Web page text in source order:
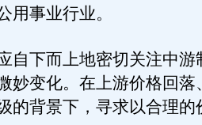
用事业行业。
下而上地密切关注中游
妙变化。在上游价格回落
的背景下，寻求以合理的